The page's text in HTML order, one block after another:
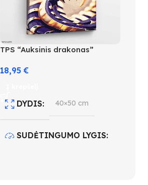
TPS “Auksinis drakonas”
18,95€
DYDIS 40×50 cm
SUDĖTINGUMO LYGIS